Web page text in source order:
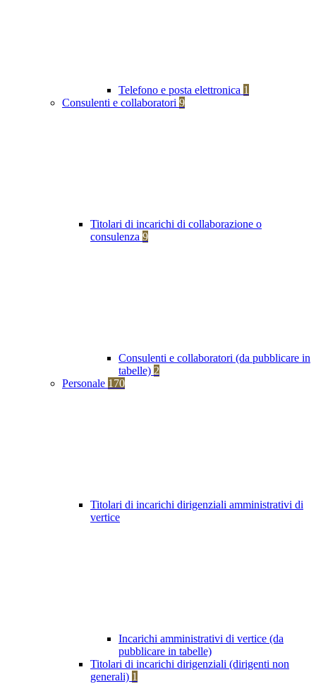
Telefono e posta elettronica 1
Consulenti e collaboratori 9
Titolari di incarichi di collaborazione o
consulenza 9
Consulenti e collaboratori (da pubblicare in
tabelle) 2
Personale 170
Titolari di incarichi dirigenziali amministrativi di
vertice
Incarichi amministrativi di vertice (da
pubblicare in tabelle)
Titolari di incarichi dirigenziali (dirigenti non
generali) 1